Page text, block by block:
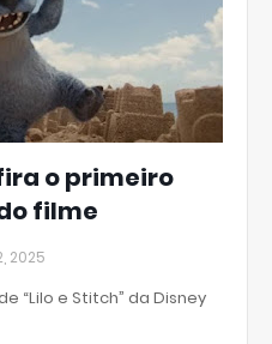
o primeiro
filme
2025
“Lilo e Stitch” da Disney